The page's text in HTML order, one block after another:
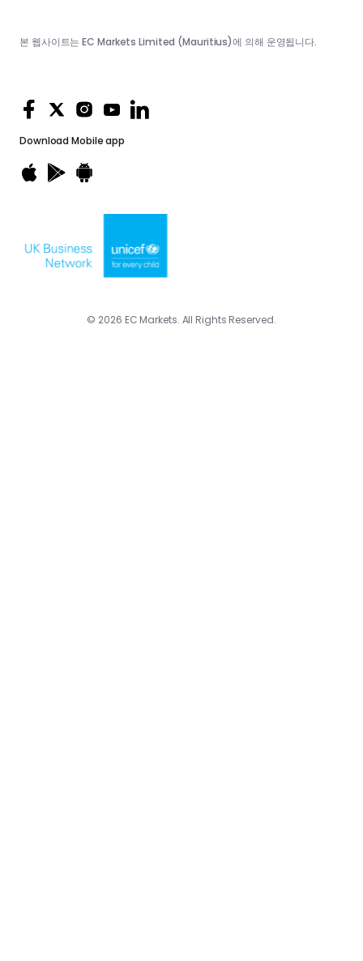
Download Mobile app
본 웹사이트는 EC Markets Limited (Mauritius)에 의해 운영됩니다.
© 2026 EC Markets. All Rights Reserved.